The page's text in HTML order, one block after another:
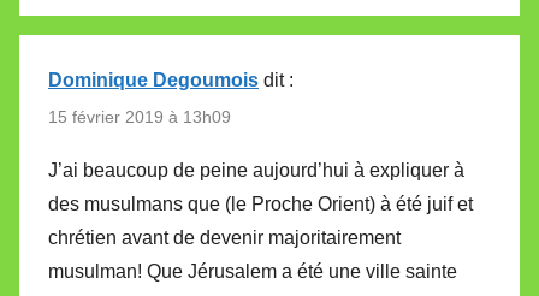
Dominique Degoumois dit :
15 février 2019 à 13h09
J’ai beaucoup de peine aujourd’hui à expliquer à
des musulmans que (le Proche Orient) à été juif et
chrétien avant de devenir majoritairement
musulman! Que Jérusalem a été une ville sainte